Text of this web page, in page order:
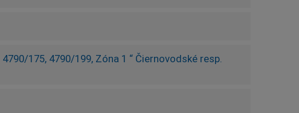
175, 4790/199, Zóna 1 “ Čiernovodské resp.